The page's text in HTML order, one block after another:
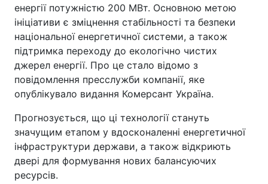
енергії потужністю 200 МВт. Основною метою
ініціативи є зміцнення стабільності та безпеки
національної енергетичної системи, а також
підтримка переходу до екологічно чистих
джерел енергії. Про це стало відомо з
повідомлення пресслужби компанії, яке
опублікувало видання Комерсант Україна.
Прогнозується, що ці технології стануть
значущим етапом у вдосконаленні енергетичної
інфраструктури держави, а також відкриють
двері для формування нових балансуючих
ресурсів.